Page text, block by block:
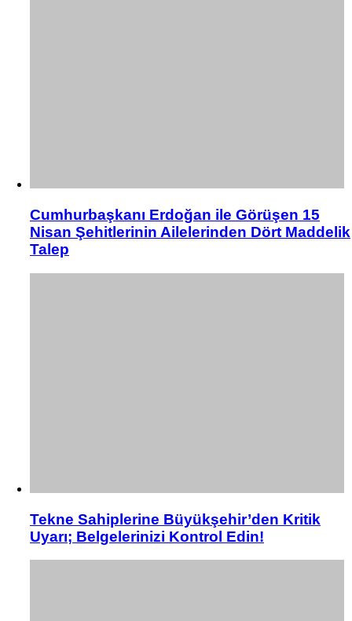
Cumhurbaşkanı Erdoğan ile Görüşen 15
Nisan Şehitlerinin Ailelerinden Dört Maddelik
Talep
Tekne Sahiplerine Büyükşehir’den Kritik
Uyarı; Belgelerinizi Kontrol Edin!